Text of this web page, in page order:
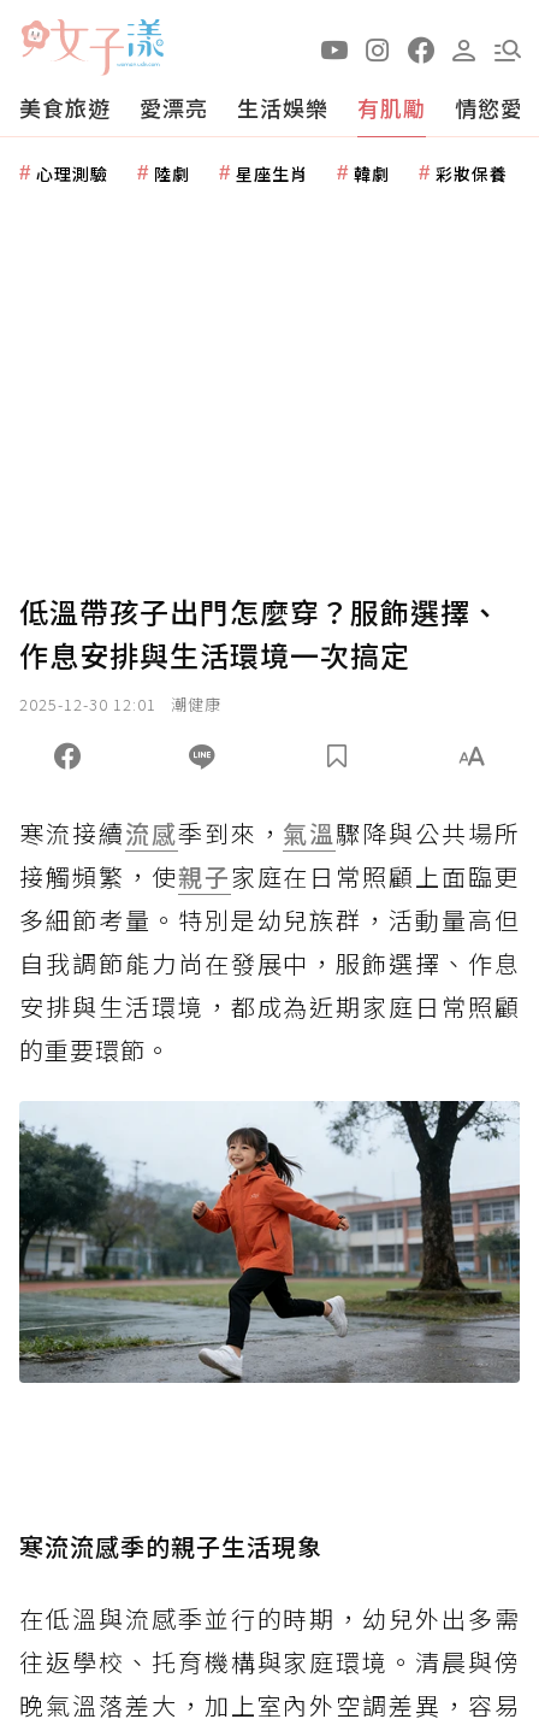
美食旅遊 愛漂亮 生活娛樂 有肌勵 情慾愛
心理測驗 陸劇 星座生肖 韓劇 彩妝保養
低溫帶孩子出門怎麼穿？服飾選擇、
作息安排與生活環境一次搞定
2025-12-30 12:01 潮健康
寒流接續流感季到來， 氣溫驟降與公共場所
接觸頻繁，使親子家庭在日常照顧上面臨更
多細節考量。特別是幼兒族群，活動量高但
自我調節能力尚在發展中，服飾選擇、作息
安排與生活環境，都成為近期家庭日常照顧
的重要環節。
寒流流感季的親子生活現象
在低溫與流感季並行的時期，幼兒外出多需
往返學校、托育機構與家庭環境。清晨與傍
晚氣溫落差大，加上室內外空調差異，容易